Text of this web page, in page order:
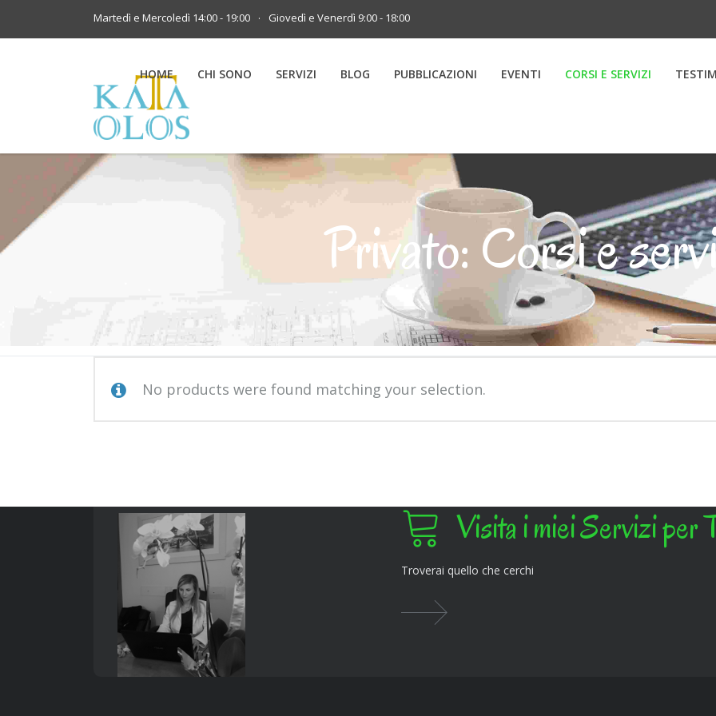
Martedì e Mercoledì 14:00 - 19:00 . Giovedì e Venerdì 9:00 - 18:00
HOME CHI SONO SERVIZI BLOG PUBBLICAZIONI EVENTI CORSI E SERVIZI
Privato: Corsi e
No products were found matching your selection.
Visita i miei Servizi per
Troverai quello che cerchi